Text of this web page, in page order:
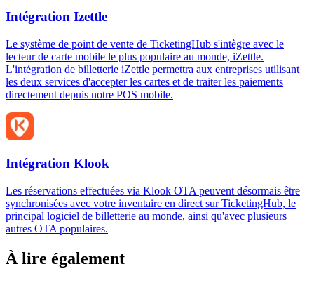
Intégration Izettle
Le système de point de vente de TicketingHub s'intègre avec le
lecteur de carte mobile le plus populaire au monde, iZettle.
L'intégration de billetterie iZettle permettra aux entreprises utilisant
les deux services d'accepter les cartes et de traiter les paiements
directement depuis notre POS mobile.
Intégration Klook
Les réservations effectuées via Klook OTA peuvent désormais être
synchronisées avec votre inventaire en direct sur TicketingHub, le
principal logiciel de billetterie au monde, ainsi qu'avec plusieurs
autres OTA populaires.
À lire également